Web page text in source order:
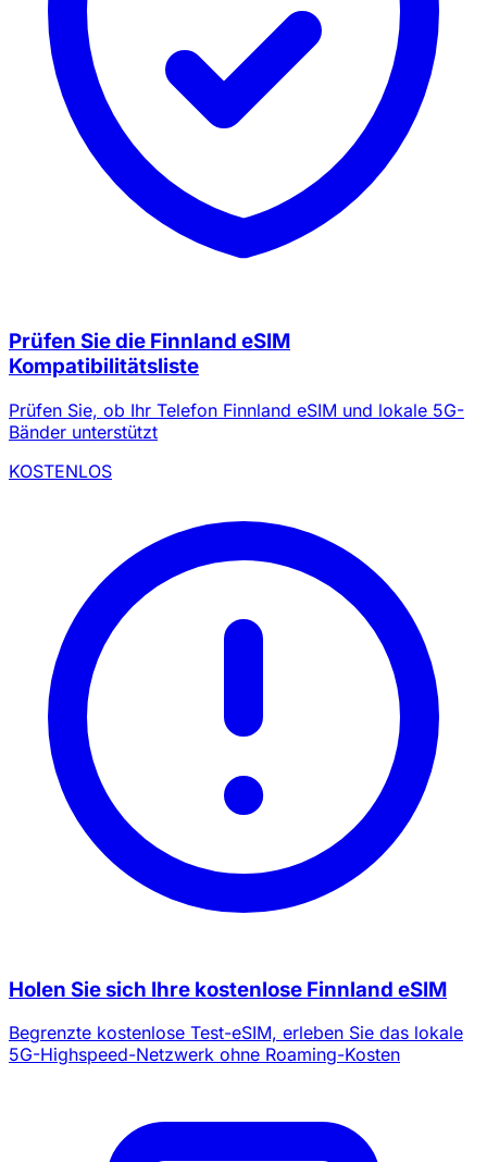
Prüfen Sie die Finnland eSIM
Kompatibilitätsliste
Prüfen Sie, ob Ihr Telefon Finnland eSIM und lokale 5G-
Bänder unterstützt
KOSTENLOS
Holen Sie sich Ihre kostenlose Finnland eSIM
Begrenzte kostenlose Test-eSIM, erleben Sie das lokale
5G-Highspeed-Netzwerk ohne Roaming-Kosten